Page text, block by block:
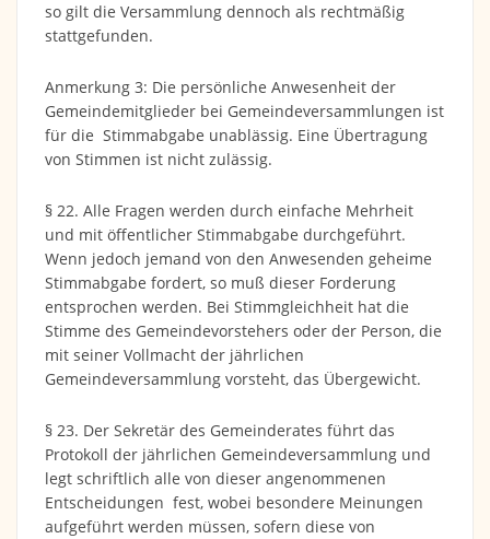
so gilt die Versammlung dennoch als rechtmäßig
stattgefunden.
Anmerkung 3: Die persönliche Anwesenheit der
Gemeindemitglieder bei Gemeindeversammlungen ist
für die Stimmabgabe unablässig. Eine Übertragung
von Stimmen ist nicht zulässig.
§ 22. Alle Fragen werden durch einfache Mehrheit
und mit öffentlicher Stimmabgabe durchgeführt.
Wenn jedoch jemand von den Anwesenden geheime
Stimmabgabe fordert, so muß dieser Forderung
entsprochen werden. Bei Stimmgleichheit hat die
Stimme des Gemeindevorstehers oder der Person, die
mit seiner Vollmacht der jährlichen
Gemeindeversammlung vorsteht, das Übergewicht.
§ 23. Der Sekretär des Gemeinderates führt das
Protokoll der jährlichen Gemeindeversammlung und
legt schriftlich alle von dieser angenommenen
Entscheidungen fest, wobei besondere Meinungen
aufgeführt werden müssen, sofern diese von